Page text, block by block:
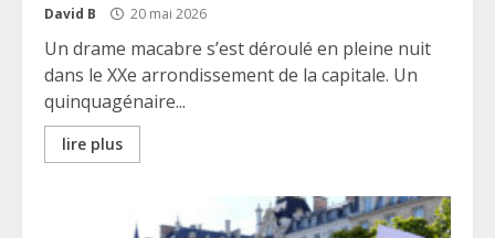
David B 20 mai 2026
Un drame macabre s’est déroulé en pleine nuit
dans le XXe arrondissement de la capitale. Un
quinquagénaire...
lire plus